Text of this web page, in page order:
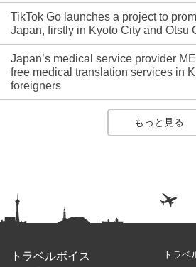
TikTok Go launches a project to
Japan, firstly in Kyoto City and Otsu
Japan’s medical service provider
free medical translation services in
foreigners
もっと見る
トラベルボイス
トラベ